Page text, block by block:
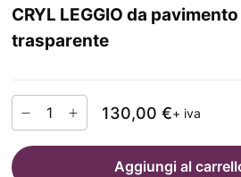
CRYL LEGGIO da
trasparente
130,00 €+ iva
Aggiungi al